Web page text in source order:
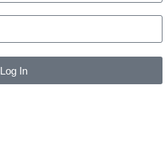
Log In